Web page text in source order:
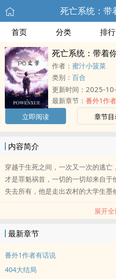
死亡系统：带
首页 分类 排行
死亡系统：带着
作者： 蜜汁小菠菜
类别： 百合
更新时间： 2025-
最新章节： 番外1作
立即阅读
章节
内容简介
穿越于生死之间，一次又一次的逃
才是罪魁祸首，一切的一切却来自
失去所有，他是走出农村的大学生墨
展开全
最新章节
番外1作者有话说
404大结局